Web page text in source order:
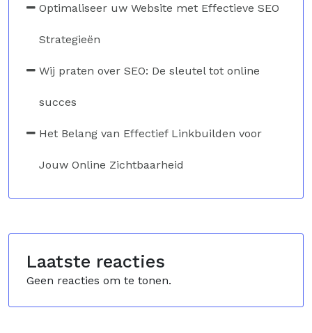
Optimaliseer uw Website met Effectieve SEO
Strategieën
Wij praten over SEO: De sleutel tot online
succes
Het Belang van Effectief Linkbuilden voor
Jouw Online Zichtbaarheid
Laatste reacties
Geen reacties om te tonen.